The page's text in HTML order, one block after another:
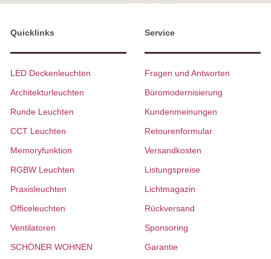
Quicklinks
LED Deckenleuchten
Architekturleuchten
Runde Leuchten
CCT Leuchten
Memoryfunktion
RGBW Leuchten
Praxisleuchten
Officeleuchten
Ventilatoren
SCHÖNER WOHNEN
Service
Fragen und Antworten
Büromodernisierung
Kundenmeinungen
Retourenformular
Versandkosten
Listungspreise
Lichtmagazin
Rückversand
Sponsoring
Garantie